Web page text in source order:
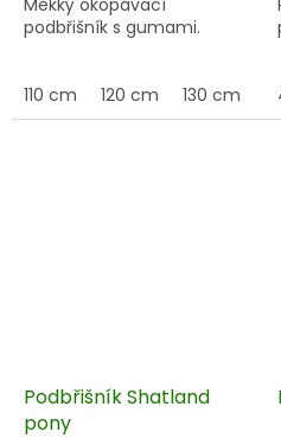
podbřišník s gumami.
110 cm 120 cm 130 cm
Podbřišník Shatland
pony